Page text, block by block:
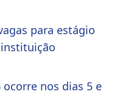
para estágio
ocorre nos dias 5 e